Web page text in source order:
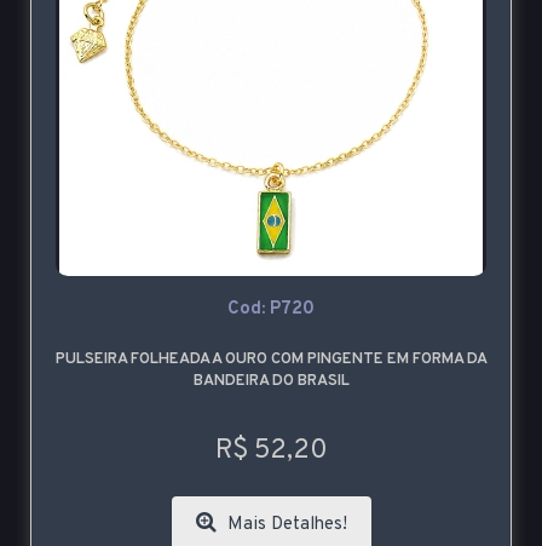
Cod: P720
PULSEIRA FOLHEADA A OURO COM PINGENTE EM FORMA DA
BANDEIRA DO BRASIL
R$ 52,20
Mais Detalhes!